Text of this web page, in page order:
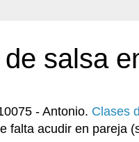
salsa
- Antonio. Clases
falta acudir en pareja